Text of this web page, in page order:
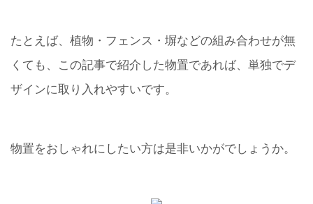
たとえば、植物・フェンス・塀などの組み合わせが無
くても、この記事で紹介した物置であれば、単独でデ
ザインに取り入れやすいです。
物置をおしゃれにしたい方は是非いかがでしょうか。